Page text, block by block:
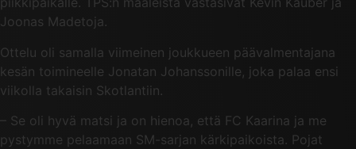
Joonas Madetoja.
Ottelu oli samalla viimeinen joukkueen päävalmentajana
kesän toimineelle Jonatan Johanssonille, joka palaa ensi
viikolla takaisin Skotlantiin.
– Se oli hyvä matsi ja on hienoa, että FC Kaarina ja me
pystymme pelaamaan SM-sarjan kärkipaikoista. Pojat